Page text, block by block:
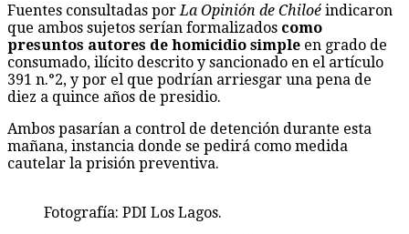
Fuentes consultadas por La Opinión de Chiloé indicaron
que ambos sujetos serían formalizados como
presuntos autores de homicidio simple en grado de
consumado, ilícito descrito y sancionado en el artículo
391 n.°2, y por el que podrían arriesgar una pena de
diez a quince años de presidio.
Ambos pasarían a control de detención durante esta
mañana, instancia donde se pedirá como medida
cautelar la prisión preventiva.
Fotografía: PDI Los Lagos.